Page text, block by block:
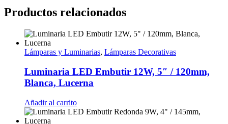
Productos relacionados
Lámparas y Luminarias, Lámparas Decorativas
Luminaria LED Embutir 12W, 5″ / 120mm,
Blanca, Lucerna
Añadir al carrito